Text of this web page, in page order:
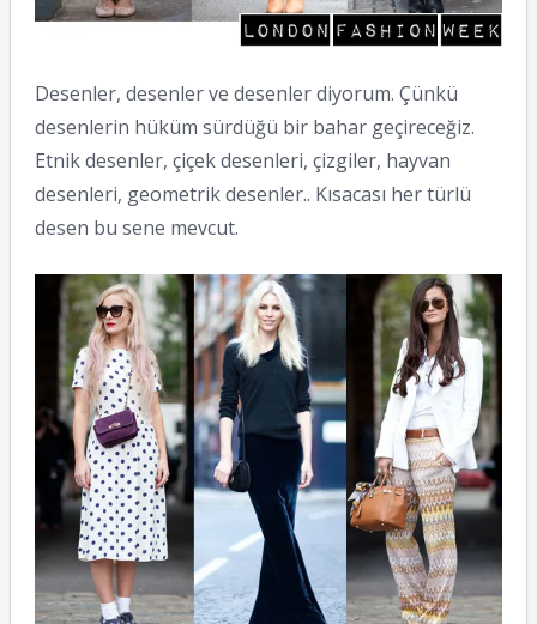
Desenler, desenler ve desenler diyorum. Çünkü
desenlerin hüküm sürdüğü bir bahar geçireceğiz.
Etnik desenler, çiçek desenleri, çizgiler, hayvan
desenleri, geometrik desenler.. Kısacası her türlü
desen bu sene mevcut.